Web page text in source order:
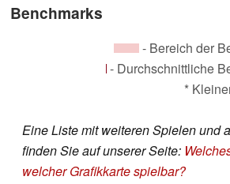
Benchmarks
- Bereich der
- Durchschnittliche
*
Eine Liste mit weiteren Spielen und
finden Sie auf unserer Seite:
welcher Grafikkarte spielbar?